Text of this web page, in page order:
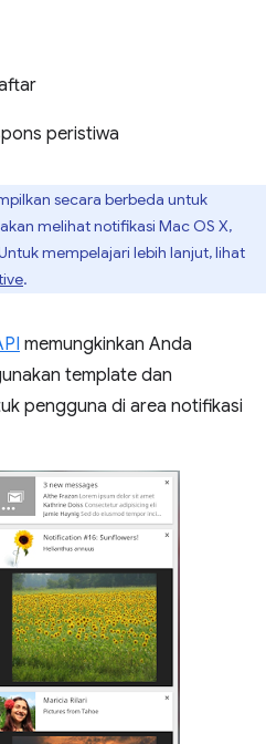
peristiwa
secara berbeda untuk
melihat notifikasi Mac OS X,
mempelajari lebih lanjut, lihat
.
memungkinkan Anda
template dan
pengguna di area notifikasi